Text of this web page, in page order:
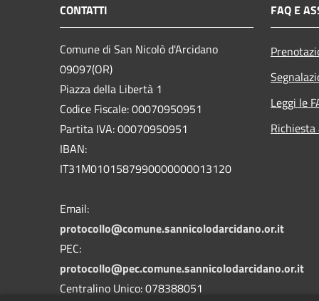
CONTATTI
Comune di San Nicolò d'Arcidano
09097(OR)
Piazza della Libertà 1
Codice Fiscale: 00070950951
Partita IVA: 00070950951
IBAN:
IT31M0101587990000000013120
Email:
protocollo@comune.sannicolodarcidano.or.it
PEC:
protocollo@pec.comune.sannicolodarcidano.or.it
Centralino Unico: 078388051
FAQ E
Leggi le